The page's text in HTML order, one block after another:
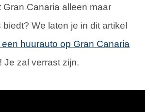
Gran Canaria alleen maar
We laten je in dit artikel
een huurauto op Gran Canaria
Je zal verrast zijn.